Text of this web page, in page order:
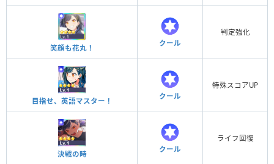
笑顔も花丸！
クール
判定強化
目指せ、英語マスター！
クール
特殊スコアUP
決戦の時
クール
ライフ回復